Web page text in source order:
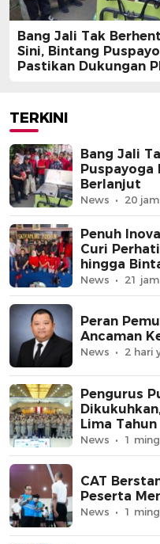
Bang Jali Tak
Sini, Bintang
Pastikan Dukungan
TERKINI
Bang Jali
Puspayoga
Berlanjut
News 20
Penuh
Curi
hingga
News 21
Peran
Ancaman
News 2 hari
Pengurus
Lima Tahun
News 1
CAT
Peserta
News 1